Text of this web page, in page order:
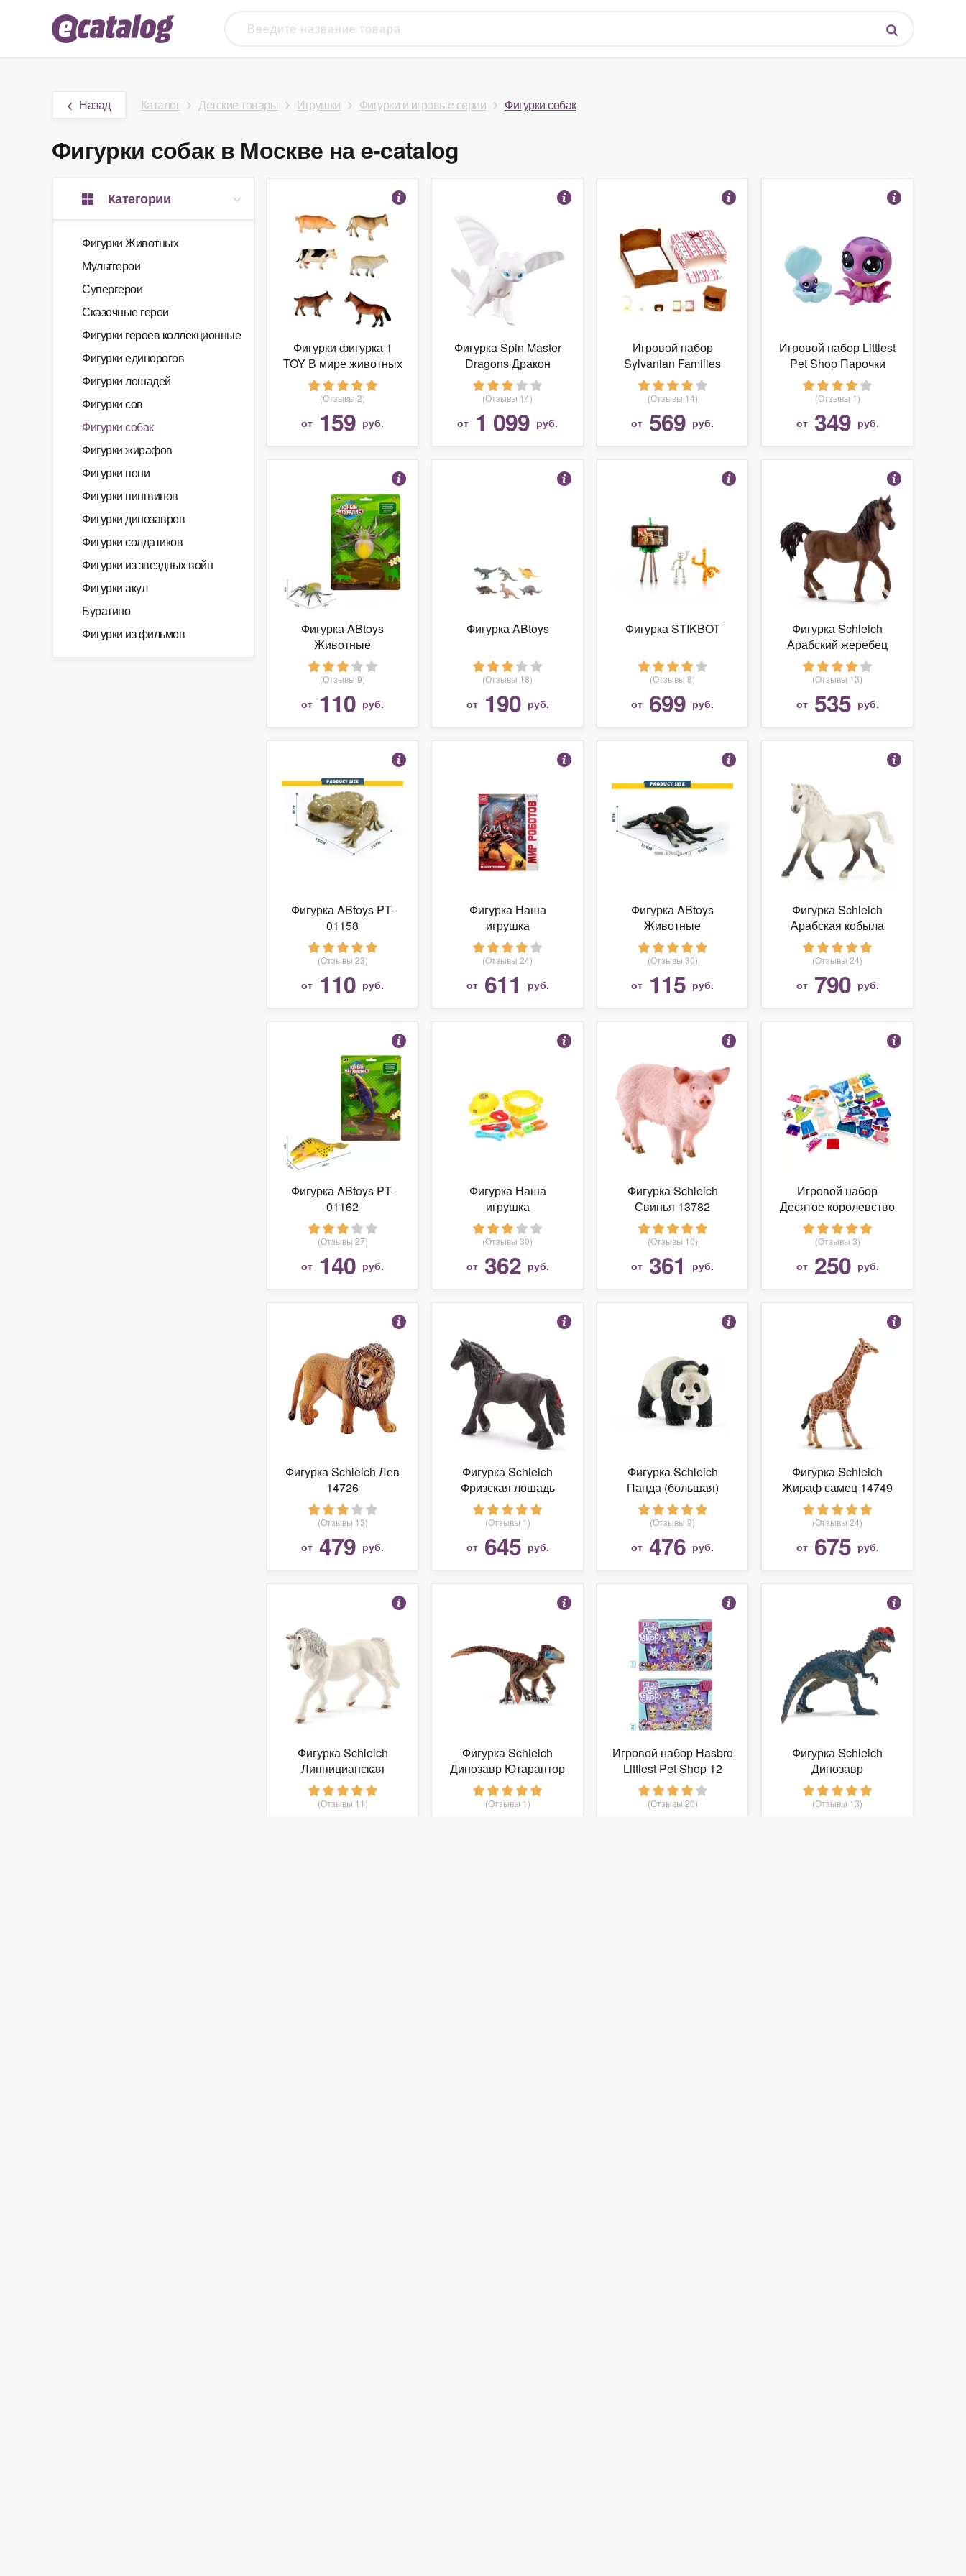
Назад Каталог Детские товары Игрушки Фигурки и игровые серии Фигурки собак
Фигурки собак в Москве на e-catalog
Категории
Фигурки Животных
Мультгерои
Супергерои
Сказочные герои
Фигурки героев коллекционные
Фигурки единорогов
Фигурки лошадей
Фигурки сов
Фигурки собак
Фигурки жирафов
Фигурки пони
Фигурки пингвинов
Фигурки динозавров
Фигурки солдатиков
Фигурки из звездных войн
Фигурки акул
Буратино
Фигурки из фильмов
Фигурки фигурка 1
TOY В мире животных
Животные с фермы
Т50553
(Отзывы 2)
от 159 руб.
Фигурка Spin Master
Dragons Дракон
Дневная Фурия с
подвижными
крыльями 6055073
(Отзывы 14)
от 1 099 руб.
Игровой набор
Sylvanian Families
Большая кровать и
тумбочка 2934
(Отзывы 14)
от 569 руб.
Игровой набор Littlest
Pet Shop Парочки
B9358
(Отзывы 1)
от 349 руб.
Фигурка ABtoys
Животные
(Отзывы 9)
от 110 руб.
Фигурка ABtoys
(Отзывы 18)
от 190 руб.
Фигурка STIKBOT
(Отзывы 8)
от 699 руб.
Фигурка Schleich
Арабский жеребец
13811
(Отзывы 13)
от 535 руб.
Фигурка ABtoys PT-
01158
(Отзывы 23)
от 110 руб.
Фигурка Наша
игрушка
(Отзывы 24)
от 611 руб.
Фигурка ABtoys
Животные
(Отзывы 30)
от 115 руб.
Фигурка Schleich
Арабская кобыла
13761
(Отзывы 24)
от 790 руб.
Фигурка ABtoys PT-
01162
(Отзывы 27)
от 140 руб.
Фигурка Наша
игрушка
(Отзывы 30)
от 362 руб.
Фигурка Schleich
Свинья 13782
(Отзывы 10)
от 361 руб.
Игровой набор
Десятое королевство
Магнитные истории
Одевашки - Лиза
01912
(Отзывы 3)
от 250 руб.
Фигурка Schleich Лев
14726
(Отзывы 13)
от 479 руб.
Фигурка Schleich
Фризская лошадь
13749
(Отзывы 1)
от 645 руб.
Фигурка Schleich
Панда (большая)
14706/14772
(Отзывы 9)
от 476 руб.
Фигурка Schleich
Жираф самец 14749
(Отзывы 24)
от 675 руб.
Фигурка Schleich
Липпицианская
кобыла 13819
(Отзывы 11)
Фигурка Schleich
Динозавр Ютараптор
14582
(Отзывы 1)
Игровой набор Hasbro
Littlest Pet Shop 12
Счастливых Петов
(Отзывы 20)
Фигурка Schleich
Динозавр
Дилофозавр 14567
(Отзывы 13)